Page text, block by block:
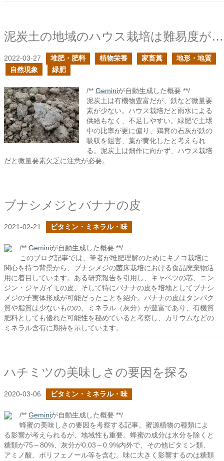
泥炭土の地域のハウス栽培は難易度が高い
2022-03-27 堆肥・肥料 植物栄養 家畜糞
地形・地質
自然現象
緑肥
/** Geminiが自動生成した概要 **/
泥炭土は有機物豊富だが、鉄など微量要
素が少ない。ハウス栽培だと雨水による
供給もなく、不足しやすい。緑肥で土壌
中の比率が更に偏り、鶏糞の石灰が鉄の
吸収を阻害、葉が黄化したと考えられ
る。泥炭土は畑作に向かず、ハウス栽培
だと微量要素欠乏に注意が必要。
ブナシメジとバナナの皮
2021-02-21 ビタミン・ミネラル・味
/** Geminiが自動生成した概要 **/
このブログ記事では、筆者が堆肥理解のためにキノコ栽培に
関心を持つ背景から、ブナシメジの菌床栽培における食品廃棄物活
用に着目しています。ある研究報告を引用し、キャベツの芯、ニン
ジン・ジャガイモの皮、そして特にバナナの皮を培地としてブナシ
メジの子実体形成が可能だったことを紹介。バナナの皮はタンパク
質や脂質は少ないものの、ミネラル（灰分）が豊富であり、有機質
肥料としても優れた可能性を秘めていると考察し、カリウムなどの
ミネラル含有に期待を示しています。
ハチミツの美味しさの要因を探る
2020-03-06 ビタミン・ミネラル・味
/** Geminiが自動生成した概要 **/
蜂蜜の美味しさの要因を考察する記事。蜜源植物の種類によ
る影響が考えられるが、地域性も重要。蜂蜜の成分は水分を除くと
糖類が75～80%、灰分が0.03～0.9%内外で、その他ビタミン類、
アミノ酸、ポリフェノール等を含む。味に大きく影響するのは糖類